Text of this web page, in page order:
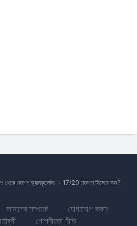
থেকে শতাংশ ক্যালকুলেটর 17/20 শতাংশ হিসেবে কত?
আমাদের সম্পর্কে
যোগাযোগ করুন
গোপনীয়তা নীতি